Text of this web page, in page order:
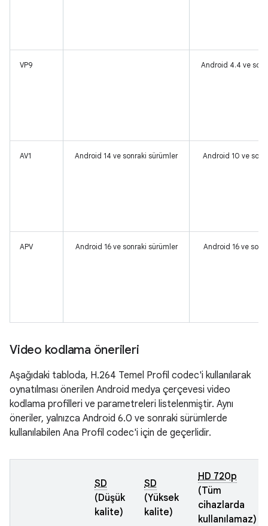
VP9 Android 4.4 ve
AV1 Android 14 ve sonraki sürümler Android 10 ve
APV Android 16 ve sonraki sürümler Android 16 ve
Video kodlama önerileri
Aşağıdaki tabloda, H.264 Temel Profil codec'i kullanılarak
oynatılması önerilen Android medya çerçevesi video
kodlama profilleri ve parametreleri listelenmiştir. Aynı
öneriler, yalnızca Android 6.0 ve sonraki sürümlerde
kullanılabilen Ana Profil codec'i için de geçerlidir.
SD
(Düşük
kalite)
SD
(Yüksek
kalite)
HD 720p
(Tüm
cihazlarda
kullanılamaz)